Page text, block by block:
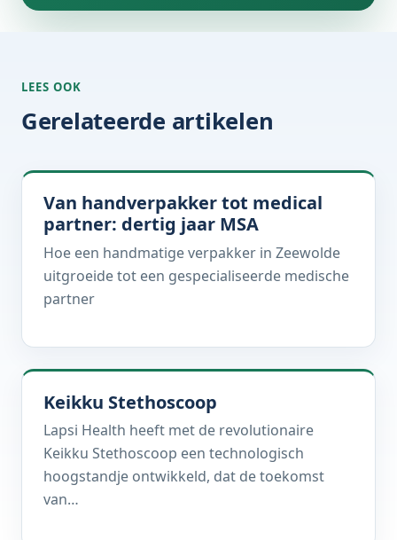
LEES OOK
Gerelateerde artikelen
Van handverpakker tot medical
partner: dertig jaar MSA
Hoe een handmatige verpakker in Zeewolde
uitgroeide tot een gespecialiseerde medische
partner
Keikku Stethoscoop
Lapsi Health heeft met de revolutionaire
Keikku Stethoscoop een technologisch
hoogstandje ontwikkeld, dat de toekomst
van…